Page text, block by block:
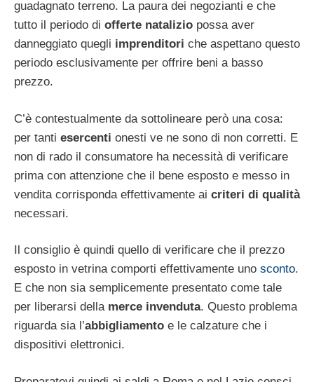
guadagnato terreno. La paura dei negozianti e che
tutto il periodo di offerte natalizio possa aver
danneggiato quegli imprenditori che aspettano questo
periodo esclusivamente per offrire beni a basso
prezzo.
C’è contestualmente da sottolineare però una cosa:
per tanti esercenti onesti ve ne sono di non corretti. E
non di rado il consumatore ha necessità di verificare
prima con attenzione che il bene esposto e messo in
vendita corrisponda effettivamente ai criteri di qualità
necessari.
Il consiglio è quindi quello di verificare che il prezzo
esposto in vetrina comporti effettivamente uno sconto.
E che non sia semplicemente presentato come tale
per liberarsi della merce invenduta. Questo problema
riguarda sia l’abbigliamento e le calzature che i
dispositivi elettronici.